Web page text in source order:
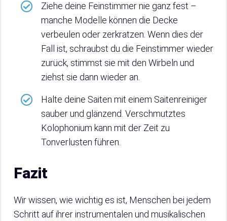
Ziehe deine Feinstimmer nie ganz fest –
manche Modelle können die Decke
verbeulen oder zerkratzen. Wenn dies der
Fall ist, schraubst du die Feinstimmer wieder
zurück, stimmst sie mit den Wirbeln und
ziehst sie dann wieder an.
Halte deine Saiten mit einem Saitenreiniger
sauber und glänzend. Verschmutztes
Kolophonium kann mit der Zeit zu
Tonverlusten führen.
Fazit
Wir wissen, wie wichtig es ist, Menschen bei jedem
Schritt auf ihrer instrumentalen und musikalischen